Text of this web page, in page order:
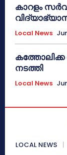
കാറളം
Local News
നടത്തി
Local News
LOCAL NEWS